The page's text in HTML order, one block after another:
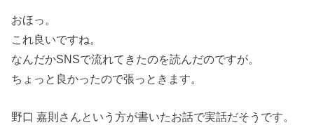
おほっ。
これ良いですね。
なんだかSNSで流れてきたのを読んだのですが。
ちょっと良かったので張っときます。
野口 嘉則さんという方が書いたお話で実話だそうです。